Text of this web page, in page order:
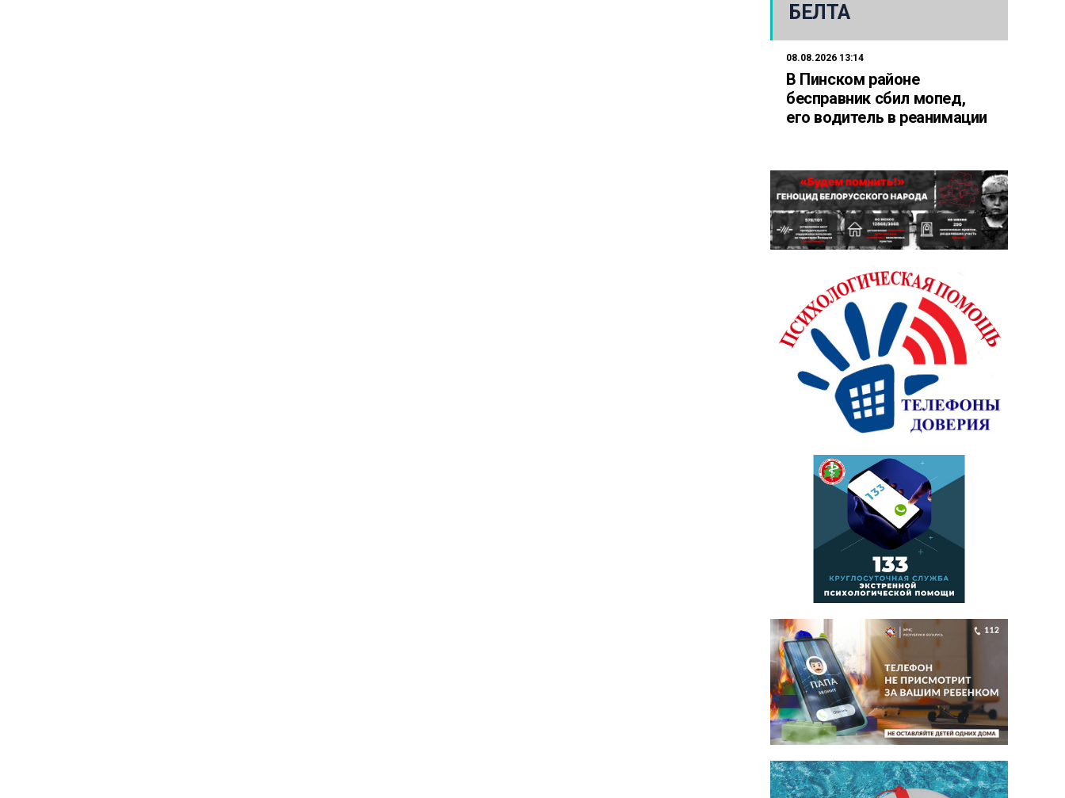
БЕЛТА
08.08.2026 13:14
В Пинском районе
бесправник сбил мопед,
его водитель в реанимации